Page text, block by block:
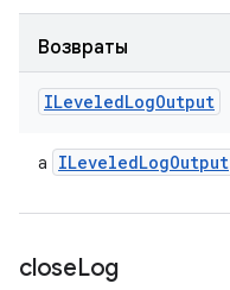
Возвраты
ILeveledLogOutput
a ILeveledLogOutput
closeLog